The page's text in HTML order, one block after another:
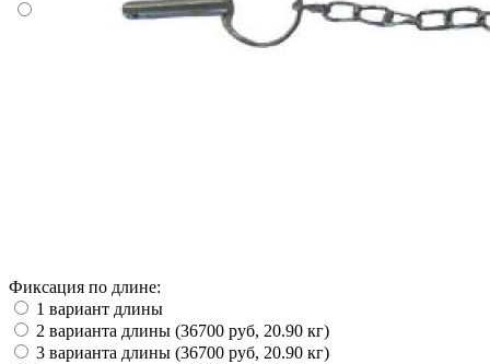
Фиксация по длине:
1 вариант длины
2 варианта длины (36700 руб, 20.90 кг)
3 варианта длины (36700 руб, 20.90 кг)